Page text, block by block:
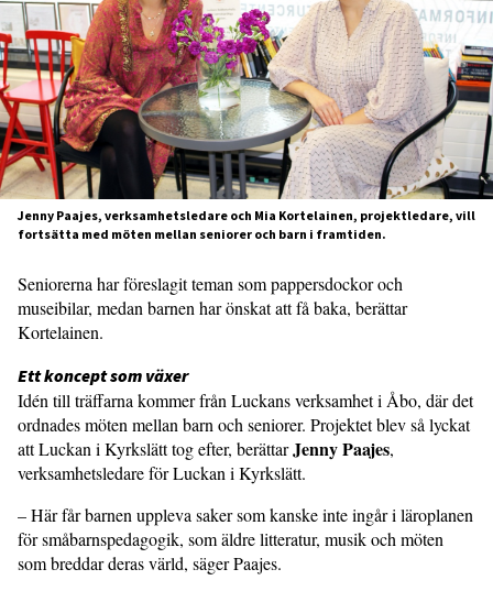
Jenny Paajes, verksamhetsledare och Mia Kortelainen, projektledare, vill
fortsätta med möten mellan seniorer och barn i framtiden.
Seniorerna har föreslagit teman som pappersdockor och
museibilar, medan barnen har önskat att få baka, berättar
Kortelainen.
Ett koncept som växer
Idén till träffarna kommer från Luckans verksamhet i Åbo, där det
ordnades möten mellan barn och seniorer. Projektet blev så lyckat
att Luckan i Kyrkslätt tog efter, berättarJenny Paajes,
verksamhetsledare för Luckan i Kyrkslätt.
– Här får barnen uppleva saker som kanske inte ingår i läroplanen
för småbarnspedagogik, som äldre litteratur, musik och möten
som breddar deras värld, säger Paajes.